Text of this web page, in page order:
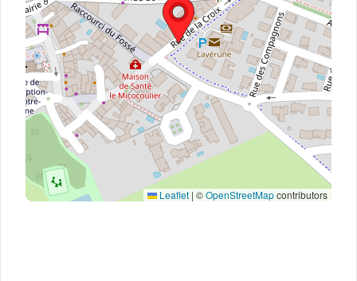
Leaflet | ©OpenStreetMapcontributors